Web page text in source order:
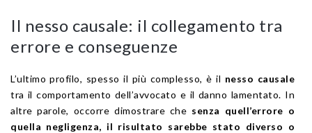
Il nesso causale: il collegamento tra
errore e conseguenze
L’ultimo profilo, spesso il più complesso, è il nesso causale
tra il comportamento dell’avvocato e il danno lamentato. In
altre parole, occorre dimostrare che senza quell’errore o
quella negligenza, il risultato sarebbe stato diverso o